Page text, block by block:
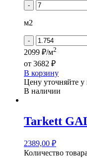
-
м2
-
2099 ₽/м2
от 3682 ₽
В корзину
Цену уточняйте у
В наличии
Tarkett
2389,00 ₽
Количество